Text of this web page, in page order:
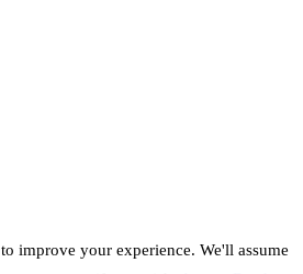
improve your experience. We'll assume